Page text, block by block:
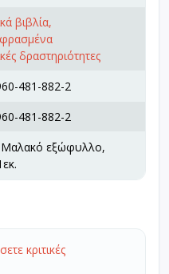
βιβλία,
δραστηριότητες
481-882-2
481-882-2
Μαλακό εξώφυλλο,
κριτικές